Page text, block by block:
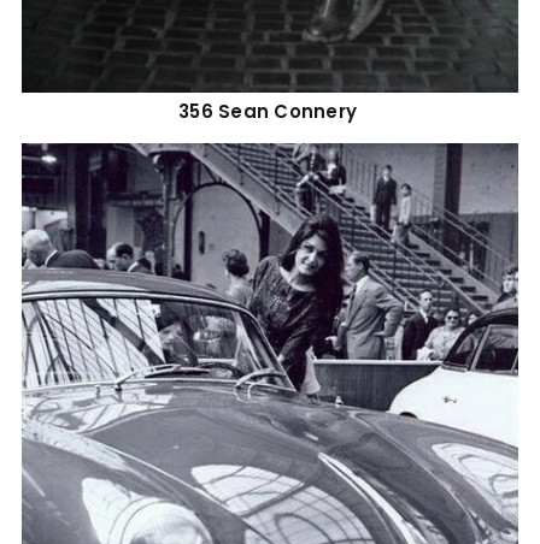
356 Sean Connery